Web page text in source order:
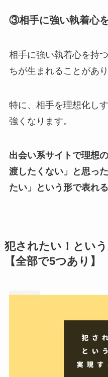
③相手に強い執着心
相手に強い執着心を持
ちが生まれることがあり
特に、相手を理想化し
強くなります。
出会い系サイトで理想
渡したくない」と思っ
たい」という形で表れる
犯されたい！とい
【全部で5つあり】